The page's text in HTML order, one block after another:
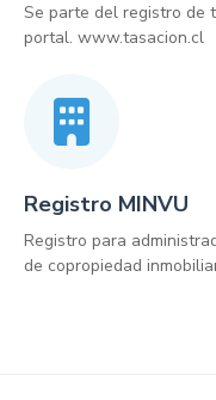
Se parte del registro de
portal. www.tasacion.cl
Registro MINVU
Registro para
de copropiedad